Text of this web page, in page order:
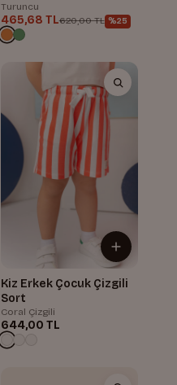
Turuncu
465,68 TL620,00 TL %25
Kiz Erkek Çocuk Çizgili
Sort
Coral Çizgili
644,00 TL